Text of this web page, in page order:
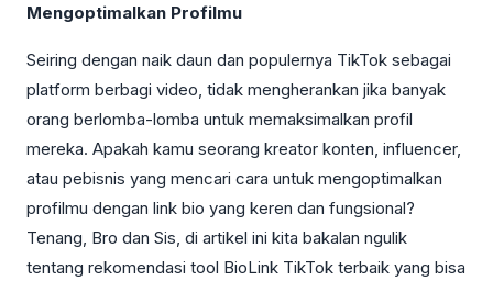
Mengoptimalkan Profilmu
Seiring dengan naik daun dan populernya TikTok sebagai
platform berbagi video, tidak mengherankan jika banyak
orang berlomba-lomba untuk memaksimalkan profil
mereka. Apakah kamu seorang kreator konten, influencer,
atau pebisnis yang mencari cara untuk mengoptimalkan
profilmu dengan link bio yang keren dan fungsional?
Tenang, Bro dan Sis, di artikel ini kita bakalan ngulik
tentang rekomendasi tool BioLink TikTok terbaik yang bisa